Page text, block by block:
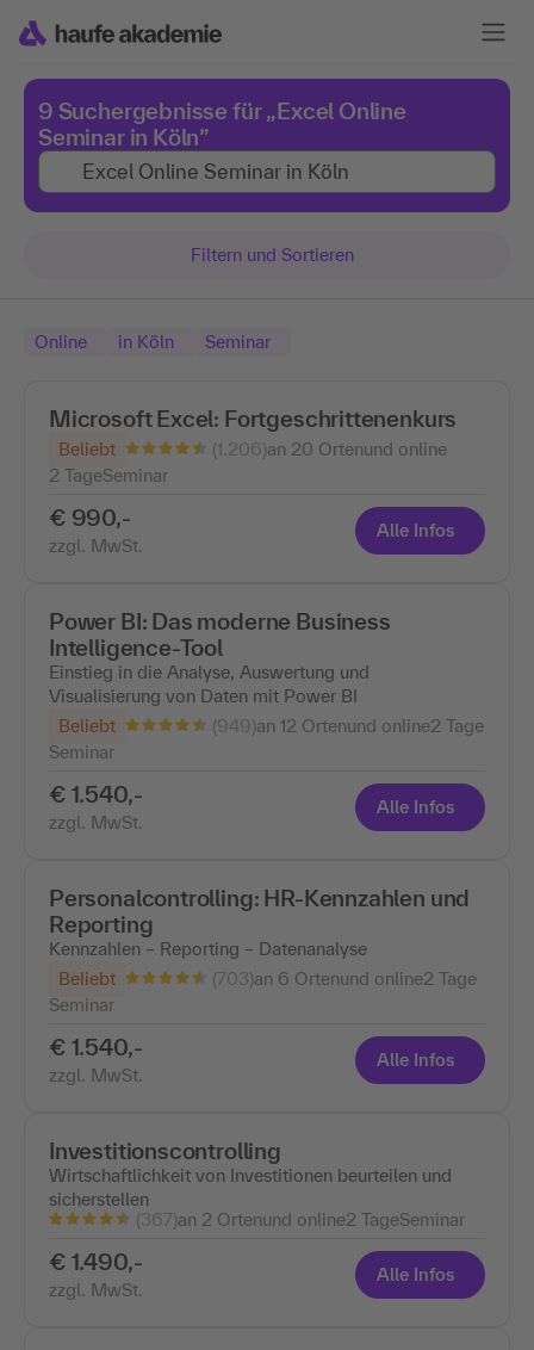
9 Suchergebnisse für „Excel Online
Seminar in Köln”
Filtern und Sortieren
Online in Köln Seminar
Microsoft Excel: Fortgeschrittenenkurs
Beliebt (1.206)an 20 Ortenund online
2 TageSeminar
€ 990,-
zzgl. MwSt.
Alle Infos
Power BI: Das moderne Business
Intelligence-Tool
Einstieg in die Analyse, Auswertung und
Visualisierung von Daten mit Power BI
Beliebt
(949)an 12 Ortenund online2 Tage
Seminar
€ 1.540,-
zzgl. MwSt.
Alle Infos
Personalcontrolling: HR-Kennzahlen und
Reporting
Kennzahlen – Reporting – Datenanalyse
Beliebt
(703)an 6 Ortenund online2 Tage
Seminar
€ 1.540,-
zzgl. MwSt.
Alle Infos
Investitionscontrolling
Wirtschaftlichkeit von Investitionen beurteilen und
sicherstellen
(367)an 2 Ortenund online2 TageSeminar
€ 1.490,-
zzgl. MwSt.
Alle Infos